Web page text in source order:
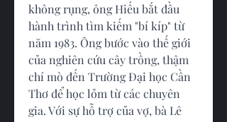
không rụng, ông Hiếu bắt đầu
hành trình tìm kiếm "bí kíp" từ
năm 1983. Ông bước vào thế giới
của nghiên cứu cây trồng, thậm
chí mò đến Trường Đại học Cần
Thơ để học lỏm từ các chuyên
gia. Với sự hỗ trợ của vợ, bà Lê